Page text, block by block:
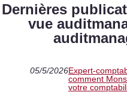
Dernières
vue
05/5/2026Expert-
comment
votre